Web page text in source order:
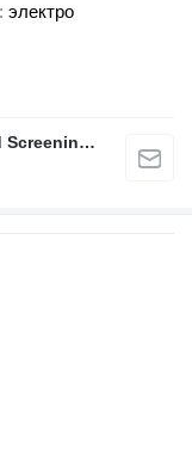
электро
FABO Mobile & Stationary Crushing and Screening Plants | Concrete Batching Plants Manufacturer